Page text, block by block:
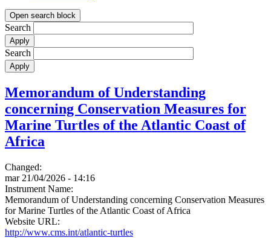
Open search block
Search
Search
Memorandum of Understanding
concerning Conservation Measures for
Marine Turtles of the Atlantic Coast of
Africa
Changed:
mar 21/04/2026 - 14:16
Instrument Name:
Memorandum of Understanding concerning Conservation Measures
for Marine Turtles of the Atlantic Coast of Africa
Website URL:
http://www.cms.int/atlantic-turtles